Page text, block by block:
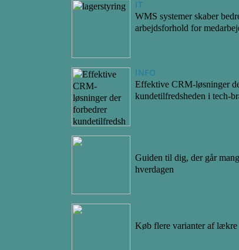
IT
WMS systemer skaber
arbejdsforhold for
INFO
Effektive CRM-løsninger
kundetilfredsheden i tech-
Guiden til dig, der går
hverdagen
Køb flere varianter af lækre